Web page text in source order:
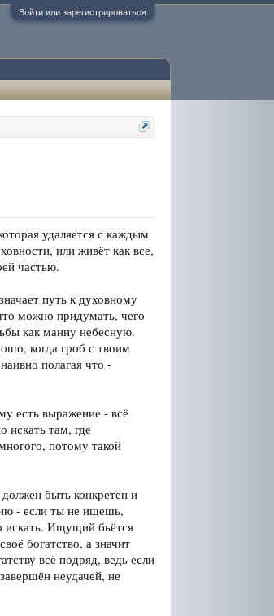
Войти или зарегистрироваться
удаляется с каждым
или живёт как все,
частью.
путь к духовному
можно придумать, чего
как манну небесную.
когда гроб с твоим
полагая что -
есть выражение - всё
искать там, где
потому такой
быть конкретен и
- если ты не ищешь,
искать. Ищущий бьётся
богатство, а значит
всё подряд, ведь если
неудачей, не